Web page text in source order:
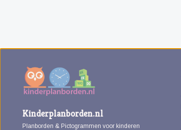
Kinderplanborden.nl
Planborden & Pictogrammen voor kinderen